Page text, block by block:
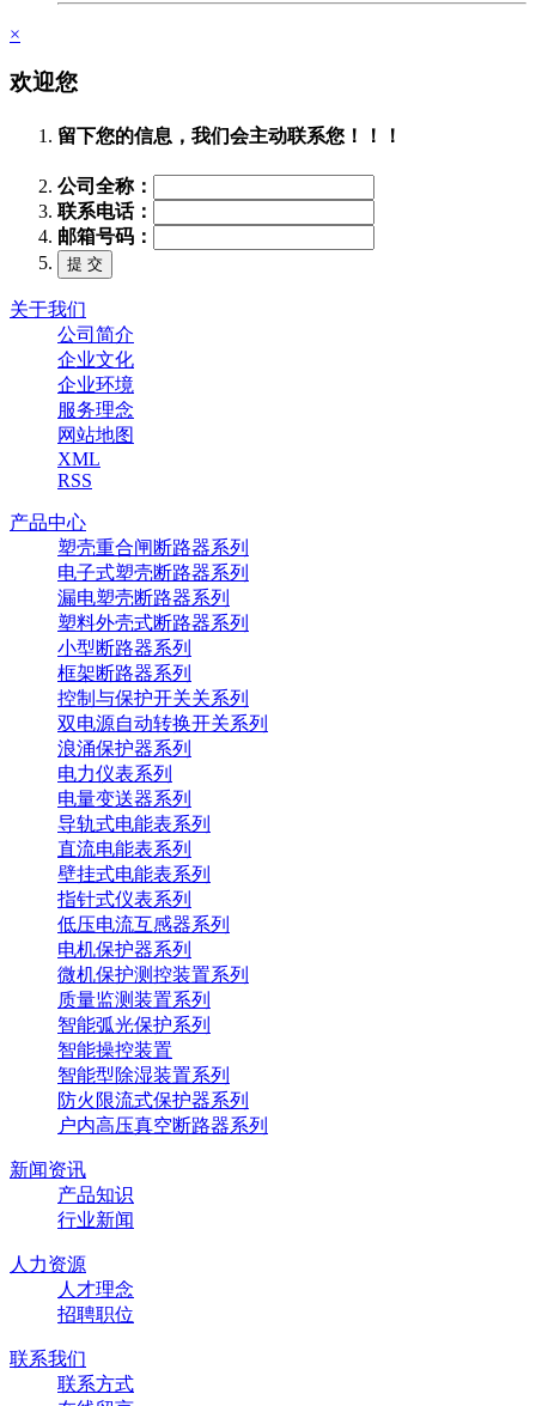
×
欢迎您
留下您的信息，我们会主动联系您！！！
公司全称：
联系电话：
邮箱号码：
关于我们
公司简介
企业文化
企业环境
服务理念
网站地图
XML
RSS
产品中心
塑壳重合闸断路器系列
电子式塑壳断路器系列
漏电塑壳断路器系列
塑料外壳式断路器系列
小型断路器系列
框架断路器系列
控制与保护开关关系列
双电源自动转换开关系列
浪涌保护器系列
电力仪表系列
电量变送器系列
导轨式电能表系列
直流电能表系列
壁挂式电能表系列
指针式仪表系列
低压电流互感器系列
电机保护器系列
微机保护测控装置系列
质量监测装置系列
智能弧光保护系列
智能操控装置
智能型除湿装置系列
防火限流式保护器系列
户内高压真空断路器系列
新闻资讯
产品知识
行业新闻
人力资源
人才理念
招聘职位
联系我们
联系方式